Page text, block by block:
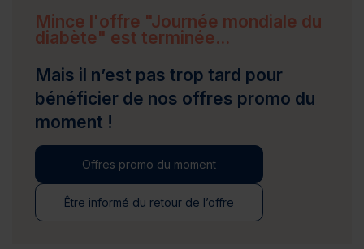
Mince l'offre "Journée mondiale du
diabète" est terminée...
Mais il n’est pas trop tard pour
bénéficier de nos offres promo du
moment !
Offres promo du moment
Être informé du retour de l’offre